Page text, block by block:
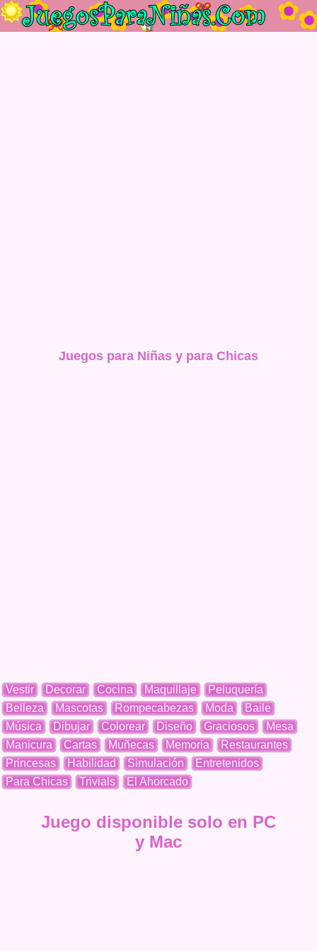
Juegos para Niñas y para Chicas
Vestir Decorar Cocina Maquillaje
Peluquería
Belleza
Mascotas Rompecabezas Moda
Baile
Música
Dibujar Colorear Diseño Graciosos
Mesa
Manicura
Cartas Muñecas Memoria
Restaurantes
Princesas
Habilidad Simulación
Entretenidos
Para Chicas
Trivials El Ahorcado
Juego disponible solo en PC
y Mac